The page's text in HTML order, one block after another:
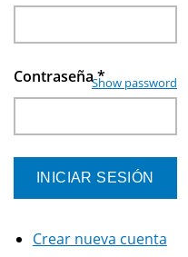
Contraseña*
Show password
Crear nueva cuenta